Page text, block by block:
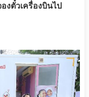
งตั๋วเครื่องบินไป